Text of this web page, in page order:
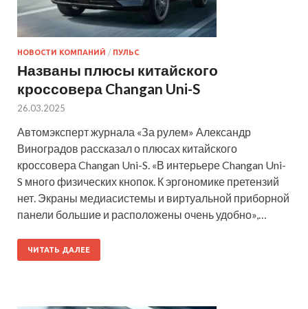
НОВОСТИ КОМПАНИЙ / ПУЛЬС
Названы плюсы китайского
кроссовера Changan Uni-S
26.03.2025
Автомэксперт журнала «За рулем» Александр
Виноградов рассказал о плюсах китайского
кроссовера Changan Uni-S. «В интерьере Changan Uni-
S много физических кнопок. К эргономике претензий
нет. Экраны медиасистемы и виртуальной приборной
панели большие и расположены очень удобно»,…
ЧИТАТЬ ДАЛЕЕ